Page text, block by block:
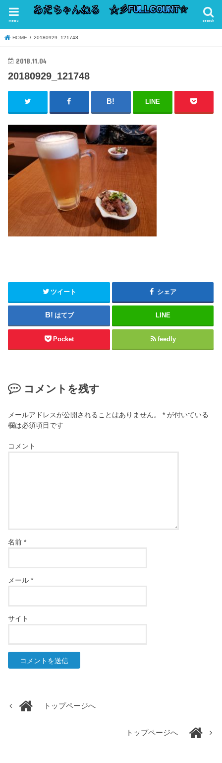
search
menu
HOME 20180929_121748
2018.11.04
20180929_121748
LINE
ツイート シェア
はてブ LINE
Pocket feedly
コメントを残す
メールアドレスが公開されることはありません。 * が付いている
欄は必須項目です
コメント
名前*
メール*
サイト
トップページへ
トップページへ